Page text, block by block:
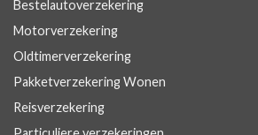
Bestelautoverzekering
Motorverzekering
Oldtimerverzekering
Pakketverzekering Wonen
Reisverzekering